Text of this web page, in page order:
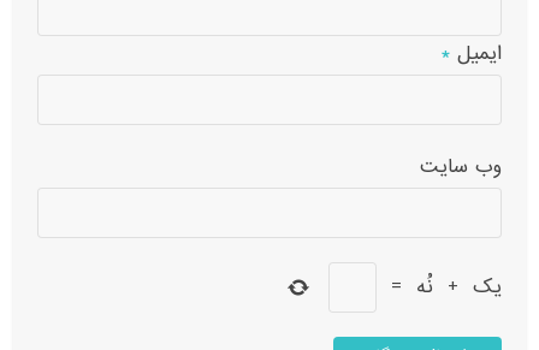
ایمیل*
وب‌ سایت
یک + نُه =